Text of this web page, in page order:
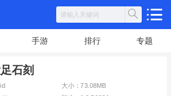
手游 排行 专题
石刻
大小：73.08MB